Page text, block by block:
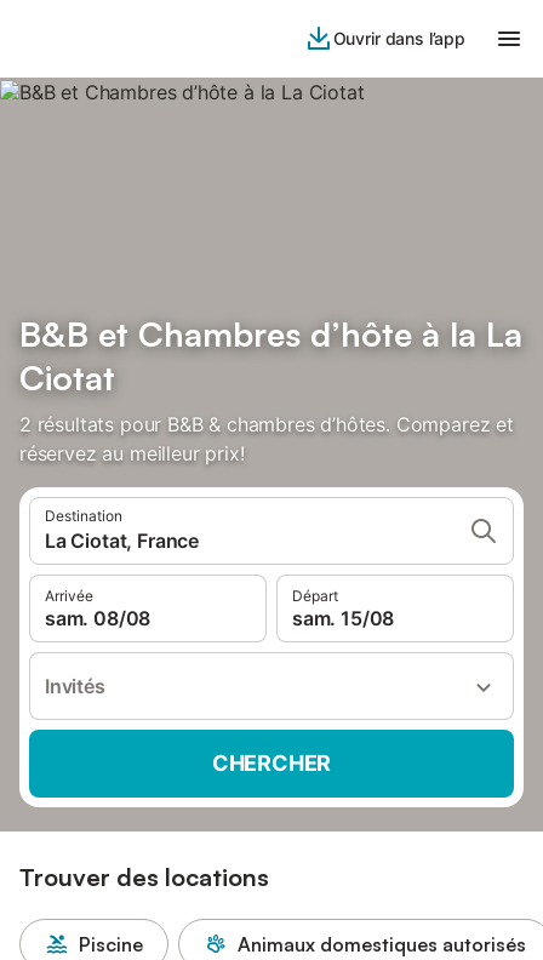
Ouvrir dans l’app
B&B et Chambres d’hôte à la La
Ciotat
2 résultats pour B&B & chambres d’hôtes. Comparez et
réservez au meilleur prix!
Destination
La Ciotat, France
Arrivée
sam. 08/08
Départ
sam. 15/08
Invités
CHERCHER
Trouver des locations
Piscine Animaux domestiques autorisés